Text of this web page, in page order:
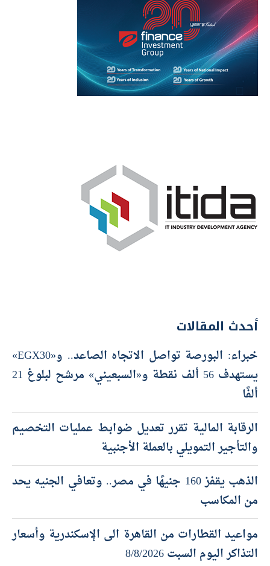
أحدث المقالات
خبراء: البورصة تواصل الاتجاه الصاعد.. و«EGX30»
يستهدف 56 ألف نقطة و«السبعيني» مرشح لبلوغ 21
ألفًا
الرقابة المالية تقرر تعديل ضوابط عمليات التخصيم
والتأجير التمويلي بالعملة الأجنبية
الذهب يقفز 160 جنيهًا في مصر.. وتعافي الجنيه يحد
من المكاسب
مواعيد القطارات من القاهرة الى الإسكندرية وأسعار
التذاكر اليوم السبت 8/8/2026